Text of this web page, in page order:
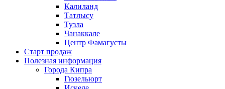
Калиланд
Татлысу
Тузла
Чанаккале
Центр Фамагусты
Старт продаж
Полезная информация
Города Кипра
Гюзельюрт